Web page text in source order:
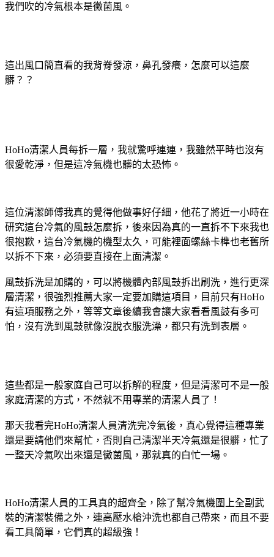
我們吹的冷氣根本是黴菌風。
這出風口簡直看的我背脊發涼，鼻孔發癢，怎麼可以這麼
髒？？
HoHo清潔人員每拆一層，我就驚呼連連，我雖然平時也沒有
很愛乾淨，但是這冷氣機也髒的太恐怖。
這位清潔師傅我真的覺得他做事好仔細，他花了將近一小時在
研究這台冷氣的風鼓怎麼拆，後來因為真的一直拆不下來我也
很抱歉，這台冷氣機的機型太久，可能裡面螺絲卡榫也老舊所
以拆不下來，必須要直接在上面清潔。
風鼓拆洗是加購的，可以將機體內部風鼓拆出刷洗，進行更深
層清潔，很強烈推薦大家一定要加購這項目，目前只有HoHo
有這項服務之外，等等文章後續我會讓大家看看風鼓有多可
怕，沒有洗到風鼓就像沒脫衣服洗澡，都只有洗到表層。
這些都是一般家庭自己可以拆解的程度，但是清潔可不是一般
家庭清潔的方式，不然就不用專業的清潔人員了！
那天我看完HoHo清潔人員清洗完冷氣後，真心覺得這種專業
還是要請他們來幫忙，否則自己清潔半天冷氣還是很髒，忙了
一整天冷氣吹出來還是黴菌風，那就真的白忙一場。
HoHo清潔人員的工具真的超齊全，除了幫冷氣機圍上全副武
裝的清潔裝備之外，連高壓水槍沖洗也都自己帶來，而且不要
看工具簡單，它們真的超級強！